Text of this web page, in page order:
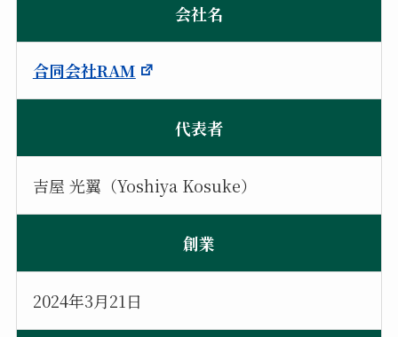
会社名
合同会社RAM
代表者
吉屋 光翼（Yoshiya Kosuke）
創業
2024年3月21日